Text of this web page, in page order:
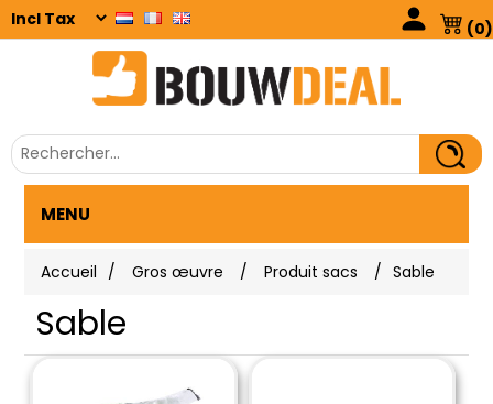
(0)
MENU
Accueil / Gros œuvre / Produit sacs / Sable
Sable